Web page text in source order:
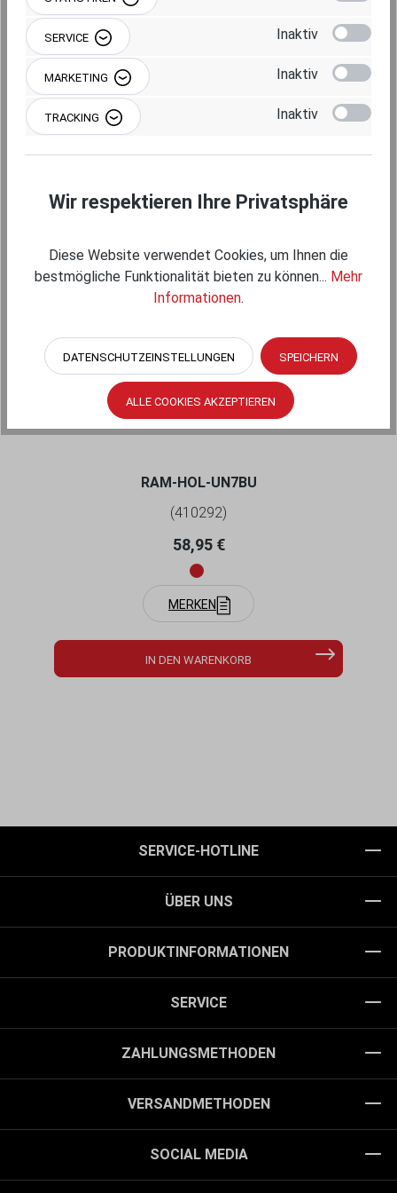
Beschreibung
Produktgalerie überspringen
Einzelkomponenten
RAM MOUNTS X-GRIP HALTEKLAMMER FÜR
SMARTPHONES - BIS 82,55 MM BREITE -
MIT B-KUGEL (1 ZOLL)
RAM-HOL-UN7BU
(410292)
Regulärer Preis:
58,95 €
MERKEN
IN DEN WARENKORB
SERVICE-HOTLINE
ÜBER UNS
PRODUKTINFORMATIONEN
SERVICE
ZAHLUNGSMETHODEN
VERSANDMETHODEN
SOCIAL MEDIA
SERVICE Inaktiv
MARKETING Inaktiv
TRACKING Inaktiv
Wir respektieren Ihre Privatsphäre
Diese Website verwendet Cookies, um Ihnen die
bestmögliche Funktionalität bieten zu können... Mehr
Informationen.
DATENSCHUTZEINSTELLUNGEN SPEICHERN
ALLE COOKIES AKZEPTIEREN